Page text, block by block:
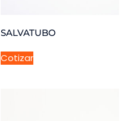
SALVATUBO
Cotizar